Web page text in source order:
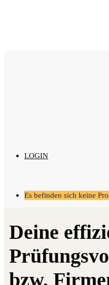
LOGIN
Es befinden sich keine